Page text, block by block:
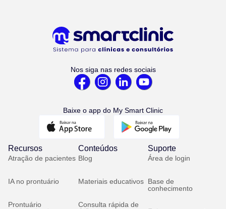
Nos siga nas redes sociais
Baixe o app do My Smart Clinic
Recursos
Atração de pacientes
IA no prontuário
Prontuário
Conteúdos
Blog
Materiais educativos
Consulta rápida de
Suporte
Área de login
Base de
conhecimento